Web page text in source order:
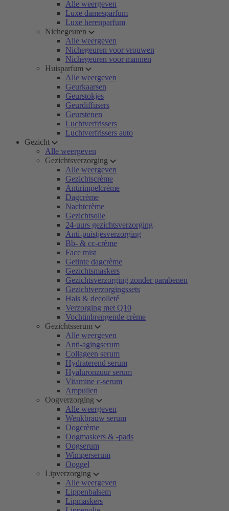
Alle weergeven
Luxe damesparfum
Luxe herenparfum
Nichegeuren
Alle weergeven
Nichegeuren voor vrouwen
Nichegeuren voor mannen
Huisparfum
Alle weergeven
Geurkaarsen
Geurstokjes
Geurdiffusers
Geurstenen
Luchtverfrissers
Luchtverfrissers auto
Gezicht
Alle weergeven
Gezichtsverzorging
Alle weergeven
Gezichtscrème
Antirimpelcrème
Dagcrème
Nachtcrème
Gezichtsolie
24-uurs gezichtsverzorging
Anti-puistjesverzorging
Bb- & cc-crème
Face mist
Getinte dagcrème
Gezichtsmaskers
Gezichtsverzorging zonder parabenen
Gezichtverzorgingssets
Hals & decolleté
Verzorging met Q10
Vochtinbrengende crème
Gezichtsserum
Alle weergeven
Anti-agingserum
Collageen serum
Hydraterend serum
Hyaluronzuur serum
Vitamine c-serum
Ampullen
Oogverzorging
Alle weergeven
Wenkbrauw serum
Oogcrème
Oogmaskers & -pads
Oogserum
Wimperserum
Ooggel
Lipverzorging
Alle weergeven
Lippenbalsem
Lipmaskers